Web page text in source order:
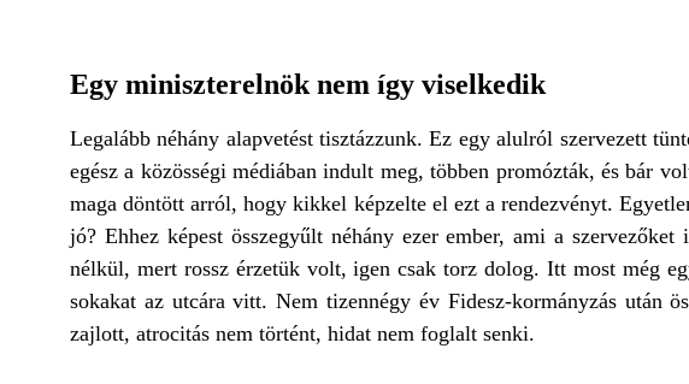
Egy miniszterelnök nem így viselkedik
Legalább néhány alapvetést tisztázzunk. Ez egy alulról szervezett
egész a közösségi médiában indult meg, többen promózták, és bár
maga döntött arról, hogy kikkel képzelte el ezt a rendezvényt.
jó? Ehhez képest összegyűlt néhány ezer ember, ami a
nélkül, mert rossz érzetük volt, igen csak torz dolog. Itt most még
sokakat az utcára vitt. Nem tizennégy év Fidesz-kormányzás után
zajlott, atrocitás nem történt, hidat nem foglalt senki.